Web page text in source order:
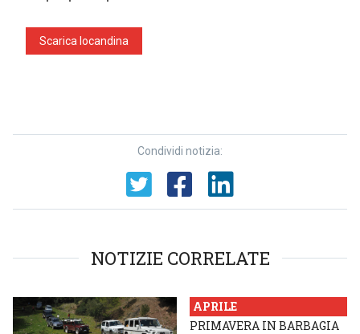
Scarica locandina
Condividi notizia:
NOTIZIE CORRELATE
APRILE
PRIMAVERA IN BARBAGIA